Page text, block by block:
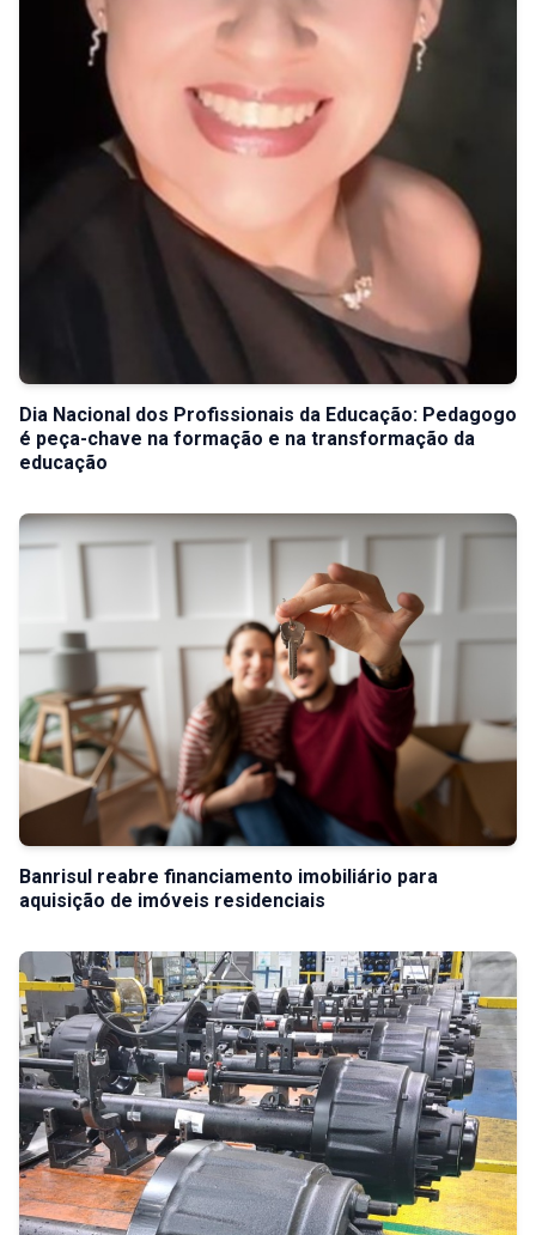
Dia Nacional dos Profissionais da Educação: Pedagogo
é peça-chave na formação e na transformação da
educação
Banrisul reabre financiamento imobiliário para
aquisição de imóveis residenciais